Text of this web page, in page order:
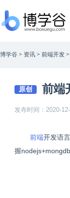
博学谷 > 资讯 > 前端开发 >
原创 前端
发布时间：2020-
前端开发语
握